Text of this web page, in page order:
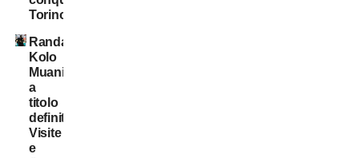
Torino
Randal
Kolo
Muani:
a
titolo
definitivo!
Visite
e